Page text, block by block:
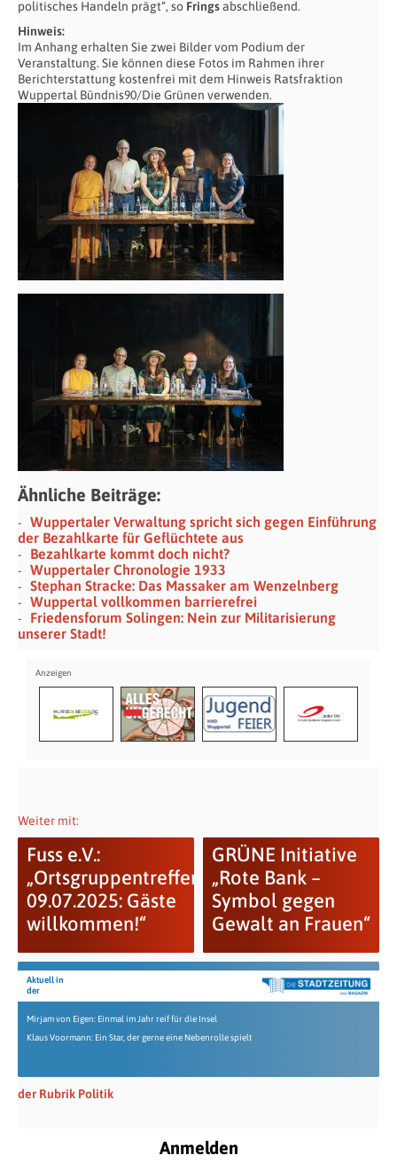
politisches Handeln prägt“, so Fringsabschließend.
Hinweis:
Im Anhang erhalten Sie zwei Bilder vom Podium der
Veranstaltung. Sie können diese Fotos im Rahmen ihrer
Berichterstattung kostenfrei mit dem Hinweis Ratsfraktion
Wuppertal Bündnis90/Die Grünen verwenden.
Ähnliche Beiträge:
Wuppertaler Verwaltung spricht sich gegen Einführung
der Bezahlkarte für Geflüchtete aus
Bezahlkarte kommt doch nicht?
Wuppertaler Chronologie 1933
Stephan Stracke: Das Massaker am Wenzelnberg
Wuppertal vollkommen barrierefrei
Friedensforum Solingen: Nein zur Militarisierung
unserer Stadt!
Weiter mit:
Fuss e.V.:
„Ortsgruppentreffen
09.07.2025: Gäste
willkommen!“
GRÜNE Initiative
„Rote Bank –
Symbol gegen
Gewalt an Frauen“
Aktuell in
der
Mirjam von Eigen: Einmal im Jahr reif für die Insel
Klaus Voormann: Ein Star, der gerne eine Nebenrolle spielt
der Rubrik Politik
Anmelden